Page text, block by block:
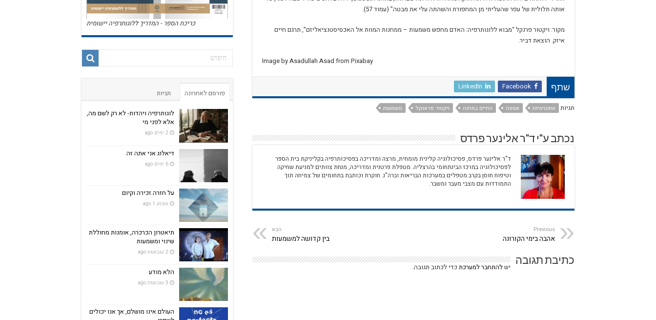
אותה תלולית של עפר שהעליתי מן המחפורת והשהתה עלי את מבטה” (עמוד 57).
מקור: ויקטור פרנקל “מבוא ללוגותרפיה: האדם מחפש משמעות – ממחנות המוות אל האכסיסטנציאליזם”, תרגם חיים
איזק. הוצאת דביר.
Image by Asadullah Asad from Pixabay
שתף Facebook
LinkedIn
תגיות אופטימיות אמונה החיים במחנה ויקטור פראנקל משמעות
נכתב ע"י ד"ר אלינער פרדס
ד"ר אלינער פרדס, פסיכולוגיה קלינית מומחית, מרצה ומדריכה בפסיכותרפיה בקליניקת בית הספר
לפסיכולוגיה במרכז הבינתחומי בהרצליה. מטפלת פרטנית ומדריכה, מנחת צוותים למניעת שחיקה
וטיפוח חוסן בקרב מטפלים במערכות הבריאות וברה"נ. חוקרת וכותבת בתחומים של צמיחה תוך
התמודדות עם מצבי מעבר ומשבר.
Previous
אהבה בימי הקורונה
הבא
בין קדושה למשמעות
כתיבת תגובה
ישלהתחבר למערכת כדי לכתוב תגובה.
כריכת הספר - המדריך ללוגותרפיה יישומית
פורסם לאחרונה תגיות
לוגותרפיה ויהדות- לא רק לשם מה,
אלא לפני מי
2 ימים ago
דיאלוג אני אתה זה
6 ימים ago
על חזרה זכירה וקיום
שבוע 1 ago
תיאטרון הכרכרה, אומנות מחוללת
שינוי ומשמעות
2 שבועות ago
הלא מודע
3 שבועות ago
העולם אינו מושלם, אך אנו יכולים